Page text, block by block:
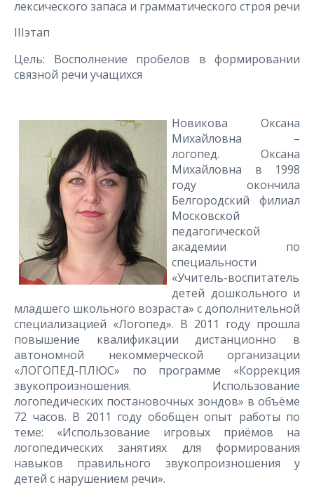
лексического запаса и грамматического строя речи
IIIэтап
Цель: Bосполнение пробелов в формировании
связной речи учащихся
Новикова Оксана
Михайловна –
логопед. Оксана
Михайловна в 1998
году окончила
Белгородский филиал
Московской
педагогической
академии по
специальности
«Учитель-воспитатель
детей дошкольного и
младшего школьного возраста» с дополнительной
специализацией «Логопед». В 2011 году прошла
повышение квалификации дистанционно в
автономной некоммерческой организации
«ЛОГОПЕД-ПЛЮС» по программе «Коррекция
звукопроизношения. Использование
логопедических постановочных зондов» в объёме
72 часов. В 2011 году обобщён опыт работы по
теме: «Использование игровых приёмов на
логопедических занятиях для формирования
навыков правильного звукопроизношения у
детей с нарушением речи».